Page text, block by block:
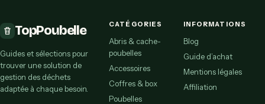
TopPoubelle
Guides et sélections pour
trouver une solution de
gestion des déchets
adaptée à chaque besoin.
CATÉGORIES
Abris & cache-
poubelles
Accessoires
Coffres & box
Poubelles
INFORMATIONS
Blog
Guide d’achat
Mentions légales
Affiliation